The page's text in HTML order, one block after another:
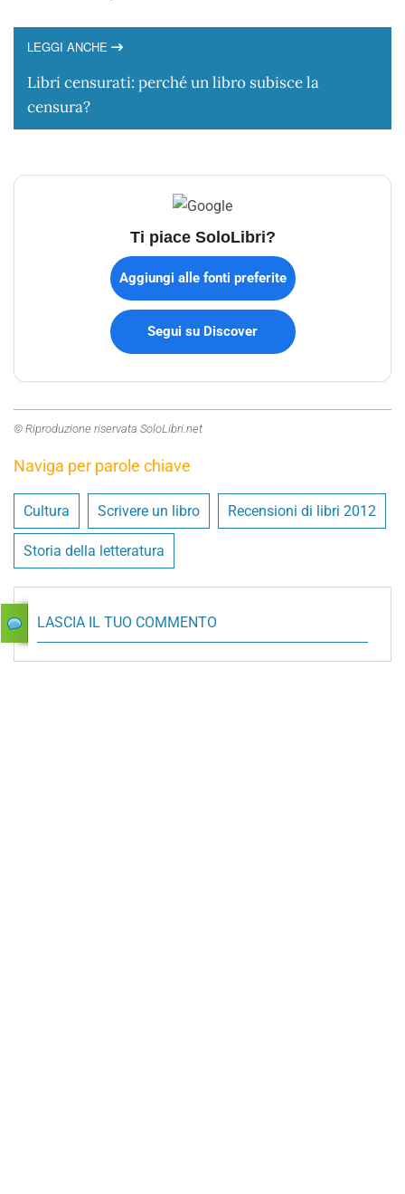
LEGGI ANCHE
Libri censurati: perché un libro subisce la
censura?
Ti piace SoloLibri?
Aggiungi alle fonti preferite
Segui su Discover
© Riproduzione riservata SoloLibri.net
Naviga per parole chiave
Cultura Scrivere un libro Recensioni di libri 2012
Storia della letteratura
LASCIA IL TUO COMMENTO